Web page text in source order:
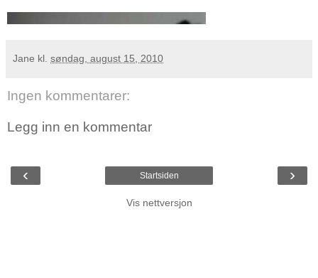
Jane kl. søndag, august 15, 2010
Ingen kommentarer:
Legg inn en kommentar
‹ ›
Startsiden
Vis nettversjon